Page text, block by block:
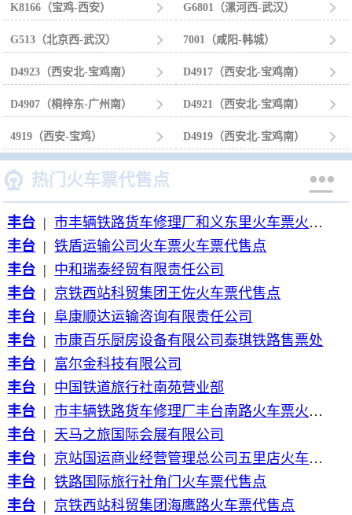
K8166（宝鸡-西安）  G6801（漯河西-武汉） 
G513（北京西-武汉）  7001（咸阳-韩城） 
D4923（西安北-宝鸡南）  D4917（西安北-宝鸡南） 
D4907（桐梓东-广州南）  D4921（西安北-宝鸡南） 
4919（西安-宝鸡）  D4919（西安北-宝鸡南） 
 热门火车票代售点 
丰台 | 市丰辆铁路货车修理厂和义东里火车票火车票代售点
丰台 | 铁盾运输公司火车票火车票代售点
丰台 | 中和瑞泰经贸有限责任公司
丰台 | 京铁西站科贸集团王佐火车票代售点
丰台 | 阜康顺达运输咨询有限责任公司
丰台 | 市康百乐厨房设备有限公司泰琪铁路售票处
丰台 | 富尔金科技有限公司
丰台 | 中国铁道旅行社南苑营业部
丰台 | 市丰辆铁路货车修理厂丰台南路火车票火车票代售点
丰台 | 天马之旅国际会展有限公司
丰台 | 京站国运商业经营管理总公司五里店火车票代售点
丰台 | 铁路国际旅行社角门火车票代售点
丰台 | 京铁西站科贸集团海鹰路火车票代售点